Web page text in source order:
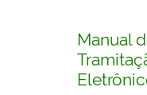
Manual